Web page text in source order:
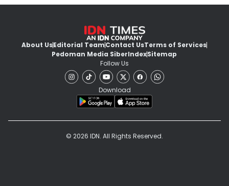
About UsEditorial TeamContact UsTerms of Services
Pedoman Media SiberIndexSitemap
Follow Us
Download
© 2026 IDN. All Rights Reserved.